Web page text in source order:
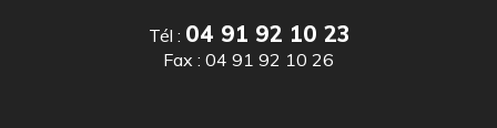
Tél : 04 91 92 10 23
Fax : 04 91 92 10 26